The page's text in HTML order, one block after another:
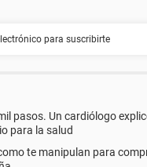
pasos. Un cardiólogo
para la salud
te manipulan para